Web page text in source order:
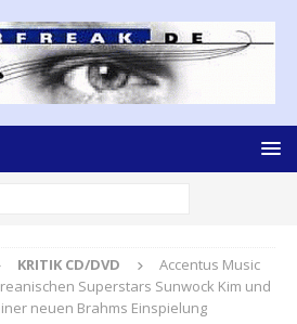
KRITIK CD/DVD
Accentus Music
Superstars Sunwock Kim und
neuen Brahms Einspielung